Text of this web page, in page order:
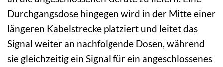
Durchgangsdose hingegen wird in der Mitte einer
längeren Kabelstrecke platziert und leitet das
Signal weiter an nachfolgende Dosen, während
sie gleichzeitig ein Signal für ein angeschlossenes